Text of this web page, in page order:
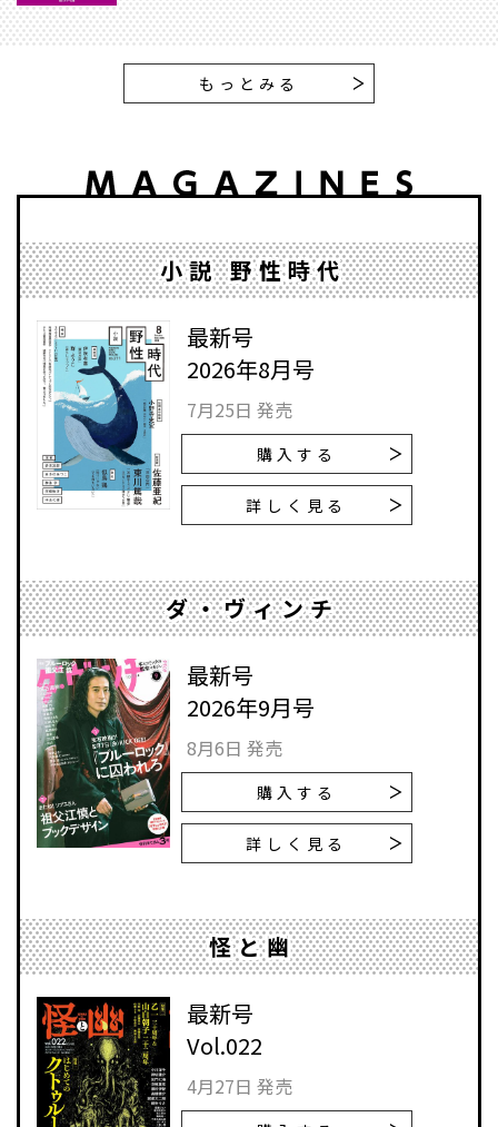
もっとみる
小説 野性時代
最新号
2026年8月号
7月25日 発売
購入する
詳しく見る
ダ・ヴィンチ
最新号
2026年9月号
8月6日 発売
購入する
詳しく見る
怪と幽
最新号
Vol.022
4月27日 発売